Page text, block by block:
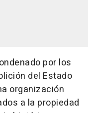
por los
del Estado
organización
a la propiedad